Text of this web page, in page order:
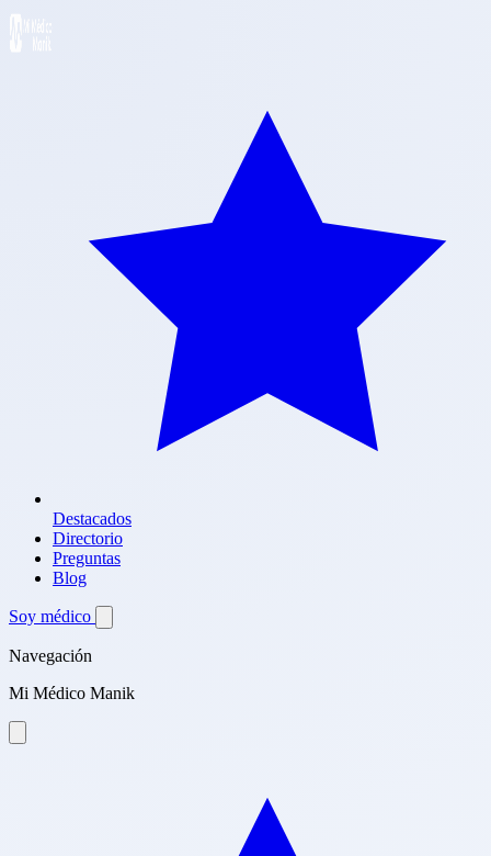
Destacados
Directorio
Preguntas
Blog
Soy médico
Navegación
Mi Médico Manik